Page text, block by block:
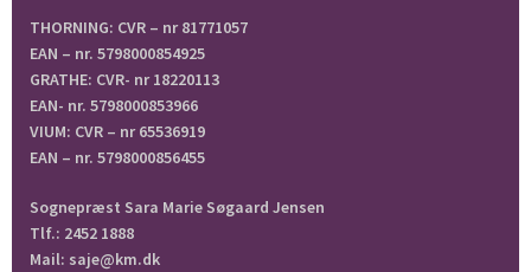
THORNING: CVR – nr 81771057
EAN – nr. 5798000854925
GRATHE: CVR- nr 18220113
EAN- nr. 5798000853966
VIUM: CVR – nr 65536919
EAN – nr. 5798000856455
Sognepræst Sara Marie Søgaard Jensen
Tlf.: 2452 1888
Mail: saje@km.dk